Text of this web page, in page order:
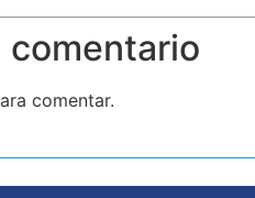
comentario
comentar.